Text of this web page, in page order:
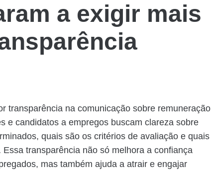
a exigir mais
transparência na comunicação sobre remuneração
e candidatos a empregos buscam clareza sobre
quais são os critérios de avaliação e quais
transparência não só melhora a confiança
mas também ajuda a atrair e engajar